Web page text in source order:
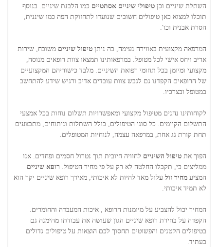
השתלת שיניים וכן טיפולי שיניים אסתטיים כמו הלבנת שיניים. בנוסף
תוכלו למצוא כאן טיפולים חשובים שנועדו לתחזוקת הפה כמו שיננית,
הסרת אבנית וכו'.
המרפאה מקצועית באווירה נעימה, בה ניתן טיפול שיניים משובח, שירות
אדיב ויחס אישי לכל מטופל. במרפאותינו תמצאו צוות רופאים מנוסה,
מקצועי ומיומן בכל תחומי רפואת השיניים. מלבד כישוריהם המקצועיים
של הרופאים הקפדנו גם לגבש צוות עובדים אדיב ורגיש שידע להתחשב
במטופל ובצרכיו.
לקוחותינו נהנים מטיפול מקצועי ומאפשרויות תשלום נוחות בכל אמצעי
התשלום הקיימים. כל סוגי הטיפולים, כולל השתלות וניתוחים, מתבצעים
תחת קורת גג אחת, במרפאה עצמה, לנוחיות המטופלים.
הפוך את טיפול השיניים לחוויה חיובית תוך נטרול חסמים ופחדים. אנו
ממליצים כי, תקבלו החלטה לא רק על פי מחיר הטיפול. רופא שיניים
המציע מחיר זול עלול מאד להיות לא איכותי, מאידך רופא שיניים יקר הוא
לא תמיד איכותי.
המחיר יכול להצביע על מיומנות הרופא , איכות המעבדה והחומרים.
הקפדה על בחירת רופא שיניים הגון שעושה את עבודתו מהימנה גם
בטיפולים הקטנים והפשוטים תחסוך לכם הוצאות על טיפולים גדולים
בעתיד.